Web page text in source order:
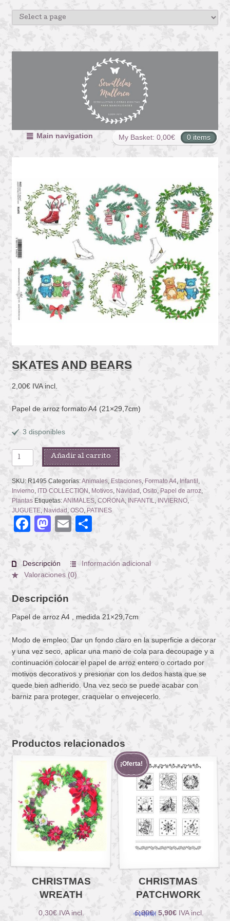
My Basket: 0,00€ 0 items
Main navigation
SKATES AND BEARS
2,00€ IVA incl.
Papel de arroz formato A4 (21×29,7cm)
3 disponibles
SKATES
AND
BEARS
cantidad
Añadir al carrito
SKU: R1495 Categorías:Animales, Estaciones, Formato A4, Infantil
Invierno ITD COLLECTION Motivos, Navidad Osito Papel de arroz,
Plantas Etiquetas:ANIMALES, CORONA, INFANTIL INVIERNO,
JUGUETE, Navidad OSO, PATINES
Facebook
Mastodon
EmailCompartir
Descripción
Información adicional
Valoraciones (0)
Descripción
Papel de arroz A4 , medida 21×29,7cm
Modo de empleo: Dar un fondo claro en la superficie a decorar
y una vez seco, aplicar una mano de cola para decoupage y a
continuación colocar el papel de arroz entero o cortado por
motivos decorativos y presionar con los dedos hasta que se
quede bien adherido. Una vez seco se puede acabar con
barniz para proteger, craquelar o envejecerlo.
Productos relacionados
CHRISTMAS
WREATH
0,30€ IVA incl.
CHRISTMAS
PATCHWORK
6,90€ El
5,90€ElIVA incl.
¡Oferta!